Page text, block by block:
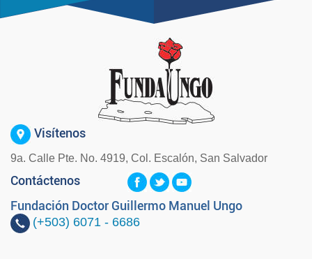
Visítenos
9a. Calle Pte. No. 4919, Col. Escalón, San Salvador
Contáctenos
Fundación Doctor Guillermo Manuel Ungo
(+503) 6071 - 6686